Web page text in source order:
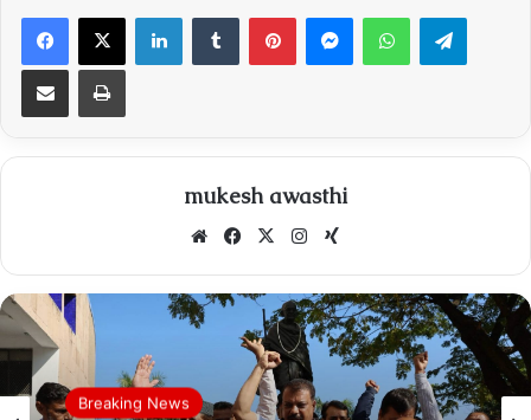
Facebook
X LinkedInTumblr PinterestMessengerWhatsApp
Share via Email Print
mukesh awasthi
WebsiteFacebook
X Instagram
Breaking News